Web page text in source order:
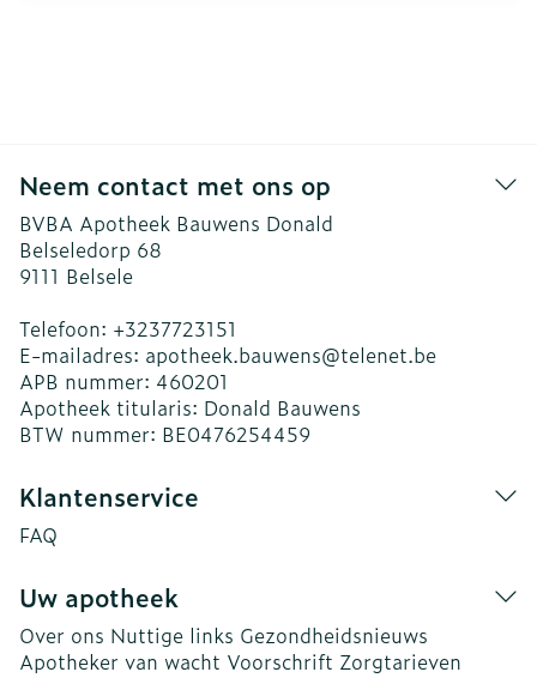
Neem contact met ons op
BVBA Apotheek Bauwens Donald
Belseledorp 68
9111 Belsele
Telefoon: +3237723151
E-mailadres: apotheek.bauwens@telenet.be
APB nummer: 460201
Apotheek titularis: Donald Bauwens
BTW nummer: BE0476254459
Klantenservice
FAQ
Uw apotheek
Over ons Nuttige links Gezondheidsnieuws
Apotheker van wacht Voorschrift Zorgtarieven